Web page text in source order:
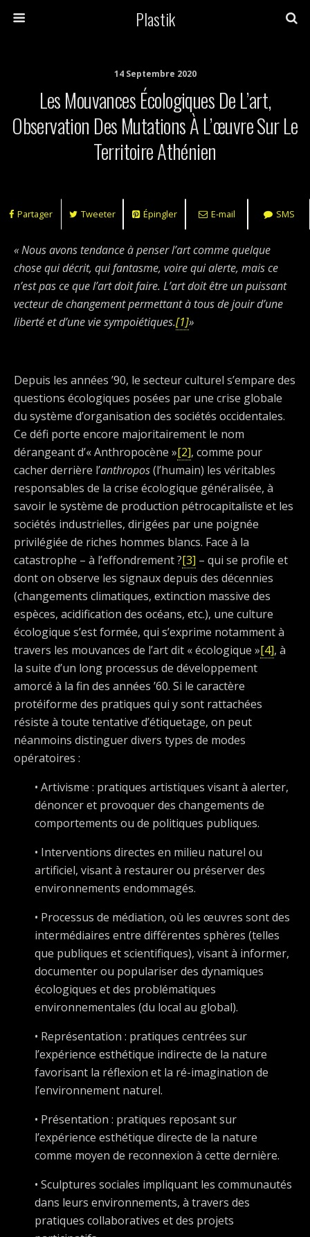
Plastik
14 Septembre 2020
Les Mouvances Écologiques De L’art,
Observation Des Mutations À L’œuvre Sur Le
Territoire Athénien
Partager Tweeter Épingler E-mail SMS
« Nous avons tendance à penser l’art comme quelque
chose qui décrit, qui fantasme, voire qui alerte, mais ce
n’est pas ce que l’art doit faire. L’art doit être un puissant
vecteur de changement permettant à tous de jouir d’une
liberté et d’une vie sympoiétiques.[1]»
Depuis les années ’90, le secteur culturel s’empare des
questions écologiques posées par une crise globale
du système d’organisation des sociétés occidentales.
Ce défi porte encore majoritairement le nom
dérangeant d’« Anthropocène »[2], comme pour
cacher derrière l’anthropos(l’humain) les véritables
responsables de la crise écologique généralisée, à
savoir le système de production pétrocapitaliste et les
sociétés industrielles, dirigées par une poignée
privilégiée de riches hommes blancs. Face à la
catastrophe – à l’effondrement ?[3] – qui se profile et
dont on observe les signaux depuis des décennies
(changements climatiques, extinction massive des
espèces, acidification des océans, etc.), une culture
écologique s’est formée, qui s’exprime notamment à
travers les mouvances de l’art dit « écologique »[4], à
la suite d’un long processus de développement
amorcé à la fin des années ’60. Si le caractère
protéiforme des pratiques qui y sont rattachées
résiste à toute tentative d’étiquetage, on peut
néanmoins distinguer divers types de modes
opératoires :
• Artivisme : pratiques artistiques visant à alerter,
dénoncer et provoquer des changements de
comportements ou de politiques publiques.
• Interventions directes en milieu naturel ou
artificiel, visant à restaurer ou préserver des
environnements endommagés.
• Processus de médiation, où les œuvres sont des
intermédiaires entre différentes sphères (telles
que publiques et scientifiques), visant à informer,
documenter ou populariser des dynamiques
écologiques et des problématiques
environnementales (du local au global).
• Représentation : pratiques centrées sur
l’expérience esthétique indirecte de la nature
favorisant la réflexion et la ré-imagination de
l’environnement naturel.
• Présentation : pratiques reposant sur
l’expérience esthétique directe de la nature
comme moyen de reconnexion à cette dernière.
• Sculptures sociales impliquant les communautés
dans leurs environnements, à travers des
pratiques collaboratives et des projets